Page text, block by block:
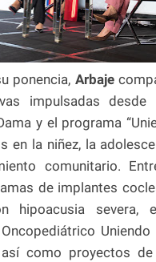
ponencia, Arbaje
impulsadas
y el programa
en la niñez, la
comunitario.
de implantes
hipoacusia severa,
así como proyectos de